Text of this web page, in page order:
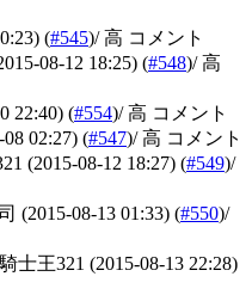
(#545)/ 高 コメント
08-12 18:25) (#548)/ 高
22:40) (#554)/ 高 コメント
02:27) (#547)/ 高 コメント
(2015-08-12 18:27) (#549)/
(2015-08-13 01:33) (#550)/
士王321 (2015-08-13 22:28)